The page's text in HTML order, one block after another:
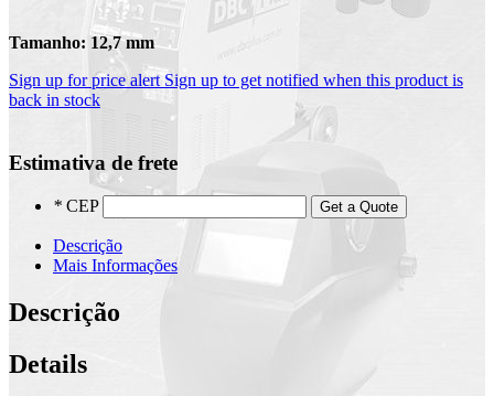
Tamanho: 12,7 mm
Sign up for price alert Sign up to get notified when this product is
back in stock
Estimativa de frete
* CEP Get a Quote
Descrição
Mais Informações
Descrição
Details